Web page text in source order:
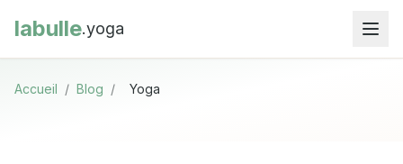
labulle.yoga
Accueil / Blog / Yoga